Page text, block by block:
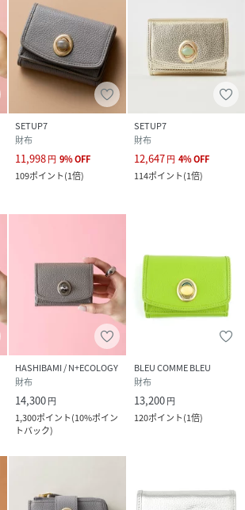
果>
芸術的、創造的な才能を開花させてくれ
ーツ→女性の内なる魅力を高める石
行動力や勇気を身につける石
や災いから身を守り、緊張に対するヒー
る石
ス)→西瓜の縞のような不思議な魅力の
潜在能力を引き出してくれ、挑戦する勇
SETUP7
財布
11,998円 9%OFF
109ポイント(1倍)
SETUP7
財布
12,647円 4%OFF
114ポイント(1倍)
HASHIBAMI / N+ECOLOGY
財布
14,300円
1,300ポイント(10%ポイン
トバック)
BLEU COMME BLEU
財布
13,200円
120ポイント(1倍)